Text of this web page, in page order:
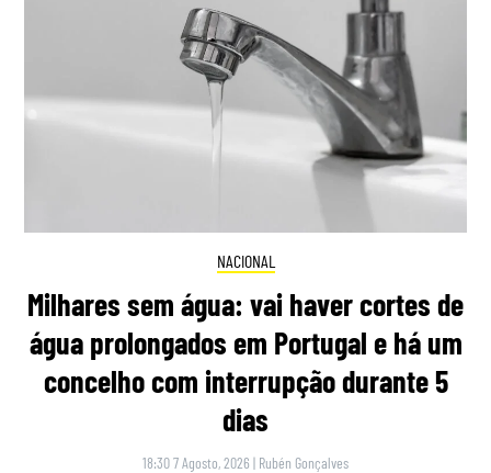
NACIONAL
Milhares sem água: vai haver cortes de
água prolongados em Portugal e há um
concelho com interrupção durante 5
dias
18:30 7 Agosto, 2026 | Rubén Gonçalves